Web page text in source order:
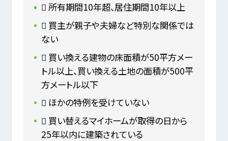
 所有期間10年超、居住期間10年以上
 買主が親子や夫婦など特別な関係では
ない
 買い換える建物の床面積が50平方メー
トル以上、買い換える土地の面積が500平
方メートル以下
 ほかの特例を受けていない
 買い替えるマイホームが取得の日から
25年以内に建築されている